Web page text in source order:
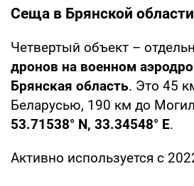
Сеща в Брянской области
Четвертый объект –
дронов на военном
Брянская область. Это 45
Беларусью, 190 км до
53.71538° N, 33.34548° E.
Активно используется с